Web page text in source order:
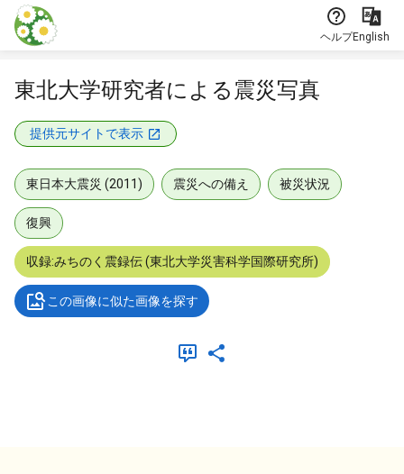
本文に飛ぶ
ヘルプEnglish
東北大学研究者による震災写真
提供元サイトで表示
東日本大震災 (2011) 震災への備え 被災状況
復興
収録:みちのく震録伝 (東北大学災害科学国際研究所)
この画像に似た画像を探す